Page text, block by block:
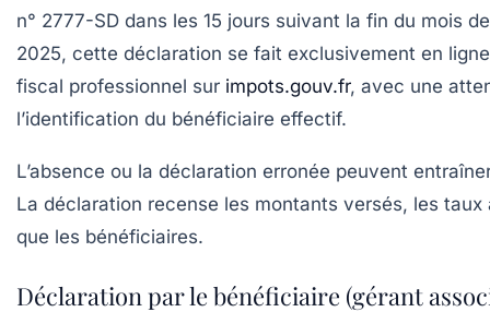
n° 2777-SD dans les 15 jours suivant la fin du mois
2025, cette déclaration se fait exclusivement en
fiscal professionnel sur impots.gouv.fr, avec une
l’identification du bénéficiaire effectif.
L’absence ou la déclaration erronée peuvent
La déclaration recense les montants versés, les taux
que les bénéficiaires.
Déclaration par le bénéficiaire (gérant